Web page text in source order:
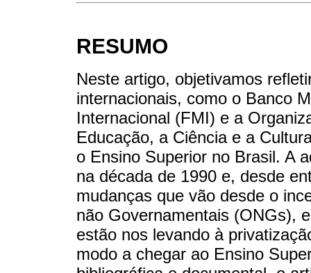
RESUMO
Neste artigo, objetivamos
internacionais, como o Banco
Internacional (FMI) e a
Educação, a Ciência e a
o Ensino Superior no Brasil. A
na década de 1990 e, desde
mudanças que vão desde o
não Governamentais (ONGs),
estão nos levando à
modo a chegar ao Ensino